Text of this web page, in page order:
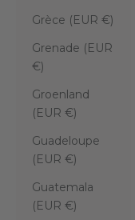
Grèce (EUR €)
Grenade (EUR
€)
Groenland
(EUR €)
Guadeloupe
(EUR €)
Guatemala
(EUR €)